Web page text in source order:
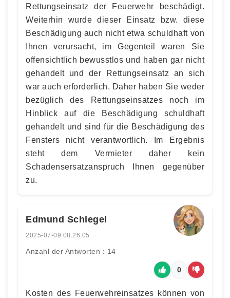
Rettungseinsatz der Feuerwehr beschädigt.
Weiterhin wurde dieser Einsatz bzw. diese
Beschädigung auch nicht etwa schuldhaft von
Ihnen verursacht, im Gegenteil waren Sie
offensichtlich bewusstlos und haben gar nicht
gehandelt und der Rettungseinsatz an sich
war auch erforderlich. Daher haben Sie weder
bezüglich des Rettungseinsatzes noch im
Hinblick auf die Beschädigung schuldhaft
gehandelt und sind für die Beschädigung des
Fensters nicht verantwortlich. Im Ergebnis
steht dem Vermieter daher kein
Schadensersatzanspruch Ihnen gegenüber
zu.
Edmund Schlegel
2025-07-09 08:26:05
Anzahl der Antworten : 14
0
Kosten des Feuerwehreinsatzes können von